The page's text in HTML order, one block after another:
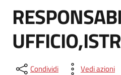
Condividi Vedi azioni